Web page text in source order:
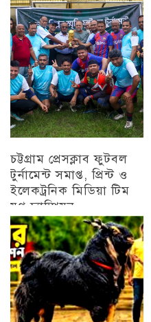
চট্টগ্রাম
চট্টগ্রাম প্রেসক্লাব ফুটবল
টুর্নামেন্ট সমাপ্ত, প্রিন্ট ও
ইলেকট্রনিক মিডিয়া টিম
যুগ্ন চ্যাম্পিয়ন
চট্টগ্রাম